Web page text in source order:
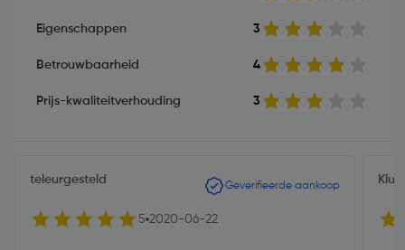
Eigenschappen 3
Betrouwbaarheid 4
Prijs-kwaliteitverhouding 3
teleurgesteld Geverifieerde aankoop
5 2020-06-22